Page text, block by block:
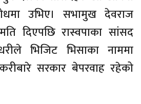
उभिए। सभामुख देवराज
दिएपछि रास्वपाका सांसद
भिजिट भिसाका नाममा
सरकार बेपरवाह रहेको